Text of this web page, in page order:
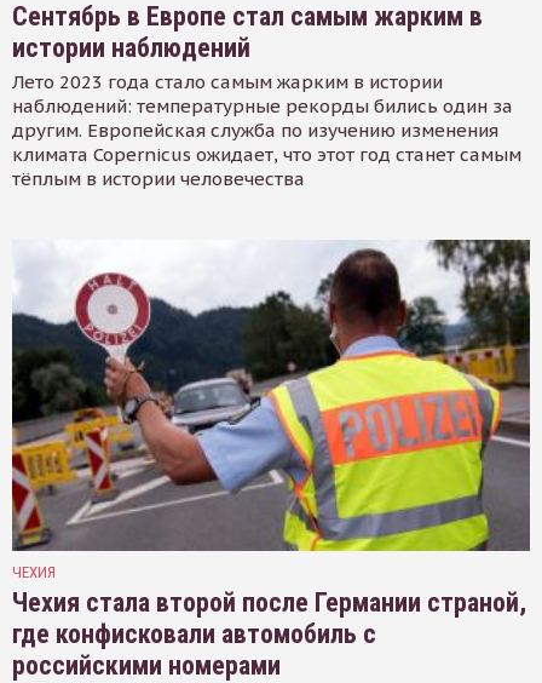
Сентябрь в Европе стал самым жарким в
истории наблюдений
Лето 2023 года стало самым жарким в истории
наблюдений: температурные рекорды бились один за
другим. Европейская служба по изучению изменения
климата Copernicus ожидает, что этот год станет самым
тёплым в истории человечества
ЧЕХИЯ
Чехия стала второй после Германии страной,
где конфисковали автомобиль с
российскими номерами